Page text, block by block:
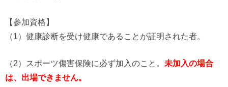
【参加資格】
（1）健康診断を受け健康であることが証明された者。
（2）スポーツ傷害保険に必ず加入のこと。 未加入の場合
は、出場できません。